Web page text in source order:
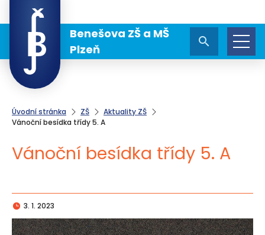
Benešova ZŠ a MŠ
Plzeň
Úvodní stránka ZŠ
Aktuality ZŠ
Vánoční besídka třídy 5. A
Vánoční besídka třídy 5. A
3. 1. 2023